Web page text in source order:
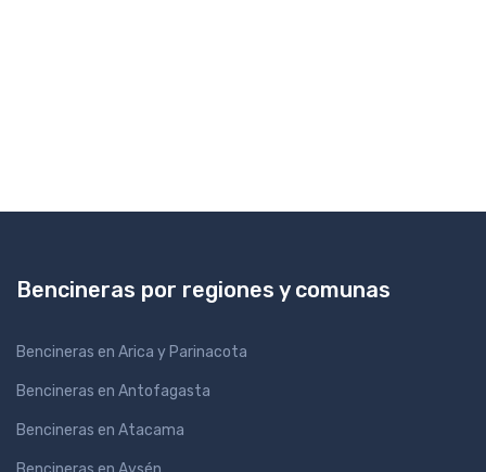
Bencineras por regiones y comunas
Bencineras en Arica y Parinacota
Bencineras en Antofagasta
Bencineras en Atacama